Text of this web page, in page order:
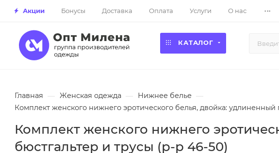
Акции Бонусы Доставка Оплата Услуги О нас ...
КАТАЛОГ
Главная — Женская одежда — Нижнее белье —
Комплект женского нижнего эротического белья, двойка:
Комплект женского нижнего
бюстгальтер и трусы (р-р 46-50)